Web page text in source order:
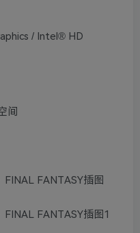
/ Intel® HD
间